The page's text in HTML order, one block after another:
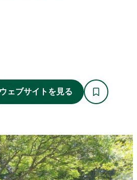
ウェブサイトを見る